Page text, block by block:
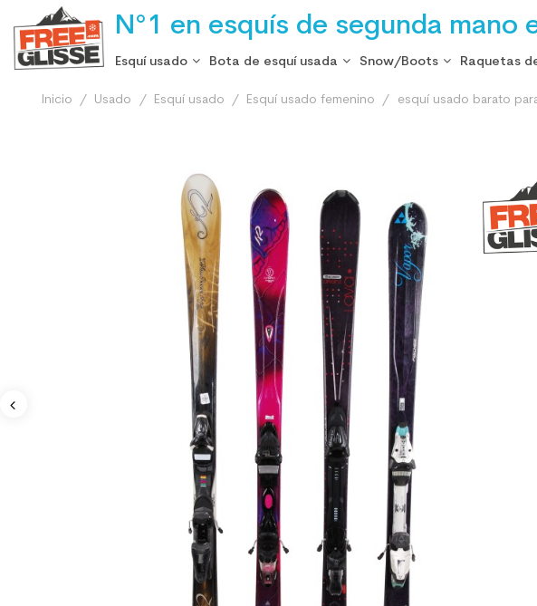
N°1 en esquís de segunda mano
Esquí usado Bota de esquí usada Snow/Boots Raquetas
Inicio Usado Esquí usado Esquí usado femenino esquí usado barato